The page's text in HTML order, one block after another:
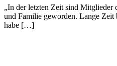
„In der letzten Zeit sind Mitglieder
und Familie geworden. Lange
habe […]